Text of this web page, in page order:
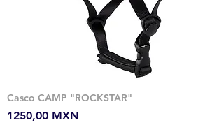
Casco CAMP "ROCKSTAR"
Precio
1250,00 MXN